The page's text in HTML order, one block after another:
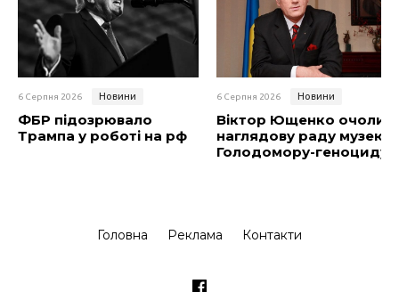
6 Серпня 2026 Новини
ФБР підозрювало
Трампа у роботі на рф
6 Серпня 2026 Новини
Віктор Ющенко очолив
наглядову раду музею
Голодомору-геноциду
Головна Реклама Контакти